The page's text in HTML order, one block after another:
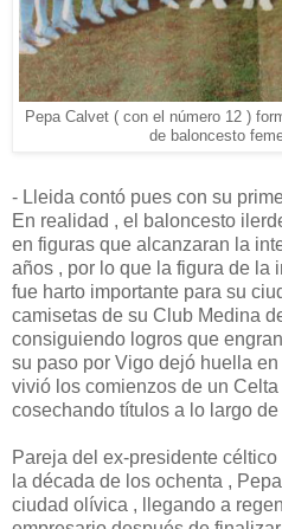
Pepa Calvet ( con el número 12 )
de baloncesto
- Lleida contó pues con su
En realidad , el baloncesto
en figuras que alcanzaran la
años , por lo que la figura de la
fue harto importante para su
camisetas de su Club Medina
consiguiendo logros que
su paso por Vigo dejó huella
vivió los comienzos de un
cosechando títulos a lo largo de
Pareja del ex-presidente céltico
la década de los ochenta ,
ciudad olívica , llegando a